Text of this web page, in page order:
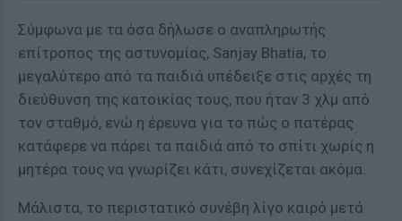
Σύμφωνα με τα όσα δήλωσε ο αναπληρωτής
επίτροπος της αστυνομίας, Sanjay Bhatia, το
μεγαλύτερο από τα παιδιά υπέδειξε στις αρχές τη
διεύθυνση της κατοικίας τους, που ήταν 3 χλμ από
τον σταθμό, ενώ η έρευνα για το πώς ο πατέρας
κατάφερε να πάρει τα παιδιά από το σπίτι χωρίς η
μητέρα τους να γνωρίζει κάτι, συνεχίζεται ακόμα.
Μάλιστα, το περιστατικό συνέβη λίγο καιρό μετά